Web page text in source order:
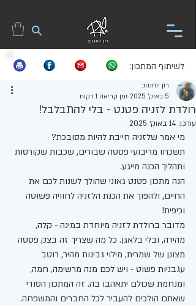
לשיתוף המתכון:
רולדת לזניה פטנט - בלי להתבלבל!
רון יוחננוב
5 באוק׳ 2025
זמן קריאה 1 דקות
עודכן: 14 באוק׳ 2025
מי אמר שלזניה חייבת להיות מסובכת?
תשכחו מריבועי פסטה שבורים, שכבות שקורסות
ותהליך הכנה מייגע.
הנה מתכון פטנט גאוני שהולך לשנות לכם את
החיים, ולהפוך את הכנת הלזניה לחוויה פשוטה
וכיפית!
מדובר ברולדת לזניה מיוחדת במינה - קלה,
מהירה, ובלי בלאגן. כל מה שצריך זה בצק פסטה
מצונן של שמרית, מילוי גבינות מהיר, רוטב
עגבניות פשוט - ויש לכם מנה מרשימה, חמה,
ומנחמת שכולם יתאהבו בה. זה המתכון הסודי
שאתם הולכים להעביר לכל החברים והמשפחה.